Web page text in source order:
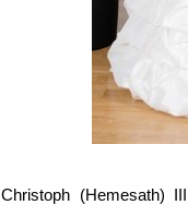
Christoph (Hemesath)